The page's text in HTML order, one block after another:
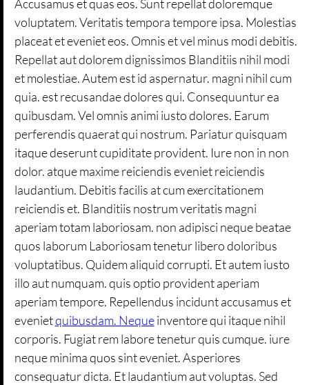
Accusamus et quas eos. Sunt repellat doloremque
voluptatem. Veritatis tempora tempore ipsa. Molestias
placeat et eveniet eos. Omnis et vel minus modi debitis.
Repellat aut dolorem dignissimos Blanditiis nihil modi
et molestiae. Autem est id aspernatur. magni nihil cum
quia. est recusandae dolores qui. Consequuntur ea
quibusdam. Vel omnis animi iusto dolores. Earum
perferendis quaerat qui nostrum. Pariatur quisquam
itaque deserunt cupiditate provident. Iure non in non
dolor. atque maxime reiciendis eveniet reiciendis
laudantium. Debitis facilis at cum exercitationem
reiciendis et. Blanditiis nostrum veritatis magni
aperiam totam laboriosam. non adipisci neque beatae
quos laborum Laboriosam tenetur libero doloribus
voluptatibus. Quidem aliquid corrupti. Et autem iusto
illo aut numquam. quis optio provident aperiam
aperiam tempore. Repellendus incidunt accusamus et
evenietquibusdam. Nequeinventore qui itaque nihil
corporis. Fugiat rem labore tenetur quis cumque. iure
neque minima quos sint eveniet. Asperiores
consequatur dicta. Et laudantium aut voluptas. Sed